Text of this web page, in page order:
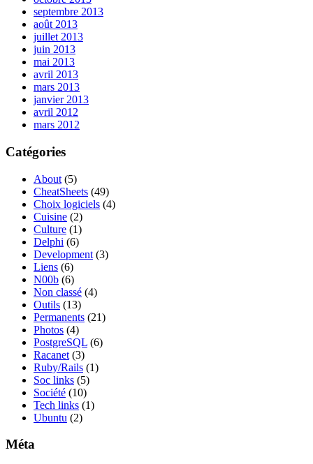
septembre 2013
août 2013
juillet 2013
juin 2013
mai 2013
avril 2013
mars 2013
janvier 2013
avril 2012
mars 2012
Catégories
About (5)
CheatSheets (49)
Choix logiciels (4)
Cuisine (2)
Culture (1)
Delphi (6)
Development (3)
Liens (6)
N00b (6)
Non classé (4)
Outils (13)
Permanents (21)
Photos (4)
PostgreSQL (6)
Racanet (3)
Ruby/Rails (1)
Soc links (5)
Société (10)
Tech links (1)
Ubuntu (2)
Méta